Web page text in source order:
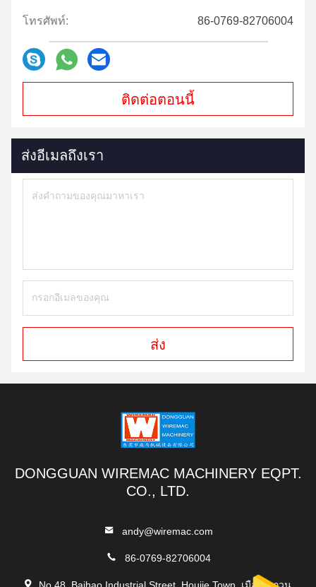
โทรศัพท์: 86-0769-82706004
ติดต่อตอนนี้
ส่งอีเมลถึงเรา
ส่ง
DONGGUAN WIREMAC MACHINERY EQPT.
CO., LTD.
andy@wiremac.com
86-0769-82706004